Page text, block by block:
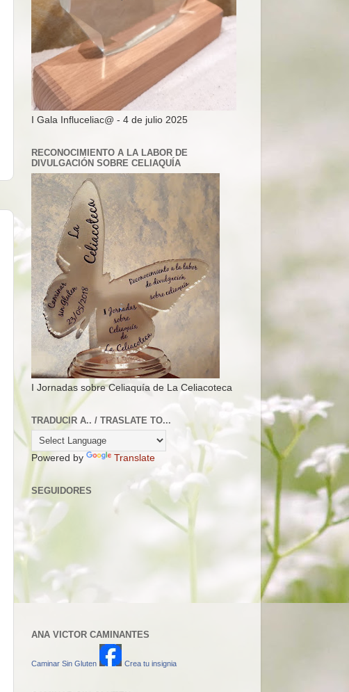
I Gala Influceliac@ - 4 de julio 2025
RECONOCIMIENTO A LA LABOR DE
DIVULGACIÓN SOBRE CELIAQUÍA
I Jornadas sobre Celiaquía de La Celiacoteca
TRADUCIR A.. / TRASLATE TO...
Powered by Translate
SEGUIDORES
ANA VICTOR CAMINANTES
Caminar Sin Gluten Crea tu insignia